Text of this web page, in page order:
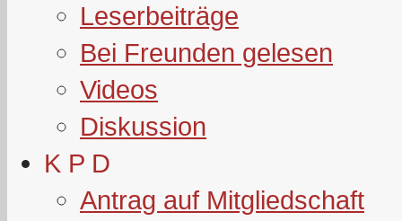
Leserbeiträge
Bei Freunden gelesen
Videos
Diskussion
K P D
Antrag auf Mitgliedschaft